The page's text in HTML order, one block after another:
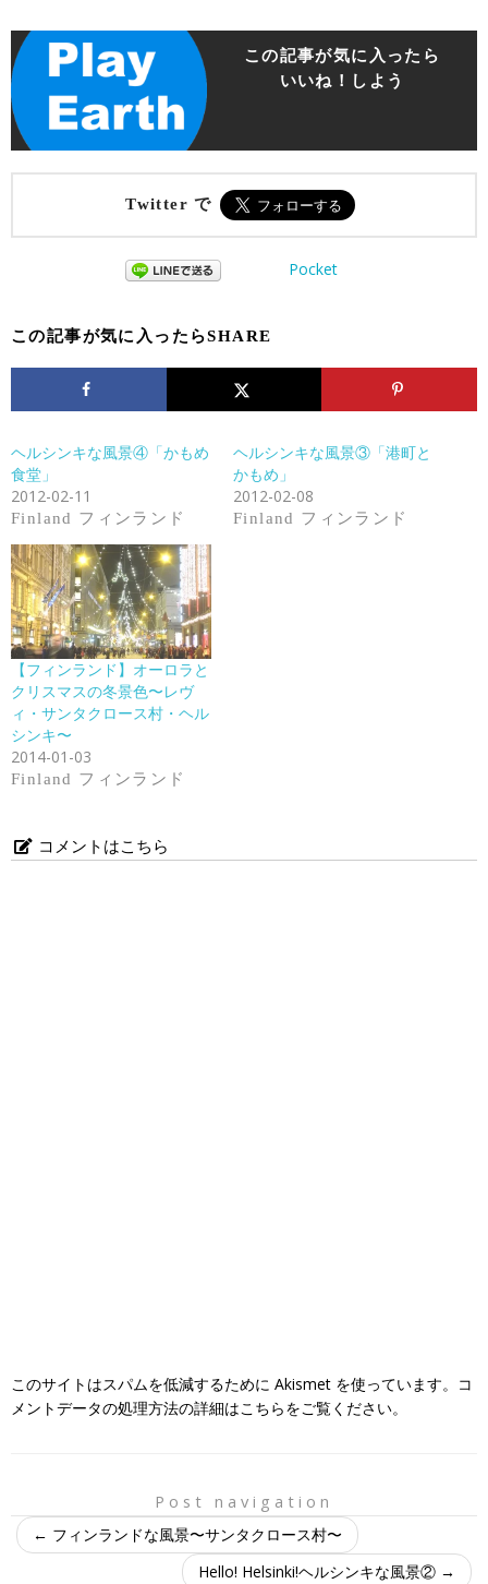
この記事が気に入ったら
いいね！しよう
Twitter で
Pocket
この記事が気に入ったらSHARE
ヘルシンキな風景④「かもめ
食堂」
2012-02-11
Finland フィンランド
ヘルシンキな風景③「港町と
かもめ」
2012-02-08
Finland フィンランド
【フィンランド】オーロラと
クリスマスの冬景色〜レヴ
ィ・サンタクロース村・ヘル
シンキ〜
2014-01-03
Finland フィンランド
コメントはこちら
このサイトはスパムを低減するために Akismet を使っています。 コ
メントデータの処理方法の詳細はこちらをご覧ください。
Post navigation
← フィンランドな風景〜サンタクロース村〜
Hello! Helsinki!ヘルシンキな風景② →